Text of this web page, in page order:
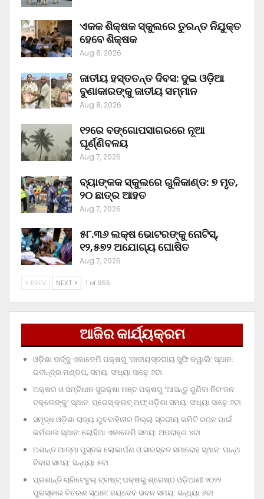
ଏକକ ଶିକ୍ଷକ ସ୍କୁଲରେ ତୁରନ୍ତ ନିଯୁକ୍ତ
ହେବେ ଶିକ୍ଷକ
Aug 8, 2026
ଜାତୀୟ ହସ୍ତତନ୍ତ ଦିବସ: ଦୁଇ ଓଡ଼ିଆ
ବୁଣାକାରଙ୍କୁ ଜାତୀୟ ସମ୍ମାନ
Aug 8, 2026
୧୨ରେ ବଙ୍ଗୋପସାଗରରେ ନୂଆ
ଘୂର୍ଣ୍ଣିବଳୟ
Aug 7, 2026
ବ୍ୟାଙ୍କକ ସ୍କୁଲରେ ଗୁଳିକାଣ୍ଡ: ୭ ମୃତ,
୨୦ ଛାତ୍ର ଆହତ
Aug 7, 2026
୫୮.୩୬ ଲକ୍ଷ ଭୋଟରଙ୍କୁ ନୋଟିସ୍‌,
୧୨,୫୭୨ ଅଯୋଗ୍ୟ ଘୋଷିତ
Aug 7, 2026
PREV NEXT 1 of 955
ଆଜିର କାର୍ଯ୍ୟକ୍ରମ
ଓଡ଼ିଶା ଊର୍ଦ୍ଦୁ ଏକାଡେମି ପକ୍ଷରୁ ‘ଜାତୀୟସ୍ତରୀୟ ସୁଫି କୱାଲି’ ସ୍ଥାନ:
ରବୀନ୍ଦ୍ର ମଣ୍ଡପ, ସମୟ: ସଂଧ୍ୟା ସାଢ଼େ ୬ଟା
ଅକ୍ଷର ଓ ସମ୍ବିଧାନ ସୁରକ୍ଷା ମଞ୍ଚ ପକ୍ଷରୁ ‘ଆସନ୍ତୁ ଶୁଣିବା ନିରଂଜନ
ଟକ୍‌ଲେଙ୍କୁ’ ସ୍ଥାନ: ପ୍ରେସ୍‌ କ୍ଲବ୍‌ ଅଫ୍‌ ଓଡ଼ିଶା ସମୟ: ସଂଧ୍ୟା ସାଢ଼େ ୬ଟା
ସମୃଦ୍ଧ ଓଡ଼ିଶା ରାଜ୍ୟ ଯୁବବାହିନୀର ଜିଲ୍ଲା ସ୍ତରୀୟ କମିଟି ଗଠନ ପାଇଁ
କର୍ମଶାଳା ସ୍ଥାନ: ଲୋହିଆ ଏକାଡେମି ସମୟ: ଅପରାହ୍‌ଣ ୪ଟା
ଅଶାନ୍ତ ଆତ୍ମା ପୁସ୍ତକ ଲୋକାର୍ପଣ ଓ ସାରସ୍ବତ ସମାରୋହ ସ୍ଥାନ: ପାନ୍ଥ
ନିବାସ ସମୟ: ସନ୍ଧ୍ୟା ୫ଟା
ପ୍ରଶାନ୍ତି ଚାରିଟେବୁଲ୍‌ ଟ୍ରଷ୍ଟ୍‌ ପକ୍ଷରୁ ଶ୍ରେଷ୍ଠ ଓଡ଼ିଆଣୀ ୨୦୨୨
ପୁରସ୍କାର ବିତରଣ ସ୍ଥାନ: ଜୟଦେବ ଭବନ ସମୟ: ସନ୍ଧ୍ୟା ୬ଟା